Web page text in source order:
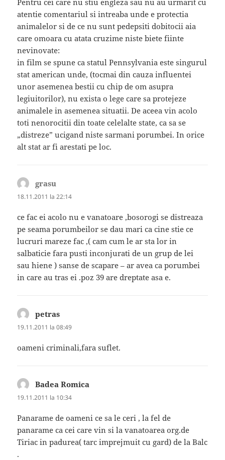
atentie comentariul si intreaba unde e protectia
animalelor si de ce nu sunt pedepsiti dobitocii aia
care omoara cu atata cruzime niste biete fiinte
nevinovate:
in film se spune ca statul Pennsylvania este singurul
stat american unde, (tocmai din cauza influentei
unor asemenea bestii cu chip de om asupra
legiuitorilor), nu exista o lege care sa protejeze
animalele in asemenea situatii. De aceea vin acolo
toti nenorocitii din toate celelalte state, ca sa se
„distreze” ucigand niste sarmani porumbei. In orice
alt stat ar fi arestati pe loc.
grasu
18.11.2011 la 22:14
ce fac ei acolo nu e vanatoare ,bosorogi se distreaza
pe seama porumbeilor se dau mari ca cine stie ce
lucruri mareze fac ,( cam cum le ar sta lor in
salbaticie fara pusti inconjurati de un grup de lei
sau hiene ) sanse de scapare – ar avea ca porumbei
in care au tras ei .poz 39 are dreptate asa e.
petras
19.11.2011 la 08:49
oameni criminali,fara suflet.
Badea Romica
19.11.2011 la 10:34
Panarame de oameni ce sa le ceri , la fel de
panarame ca cei care vin si la vanatoarea org.de
Tiriac in padurea( tarc imprejmuit cu gard) de la Balc
.